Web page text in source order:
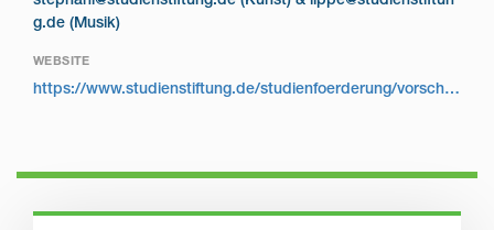
g.de (Musik)
WEBSITE
https://www.studienstiftung.de/studienfoerderung/vorschlag/